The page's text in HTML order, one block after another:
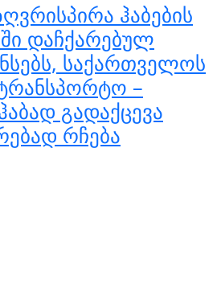
ჰაბების
დაჩქარებულ
საქართველოს
–
გადაქცევა
რჩება